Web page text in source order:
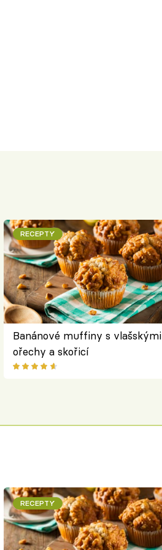
RECEPTY
Banánové muffiny s vlašskými
ořechy a skořicí
RECEPTY